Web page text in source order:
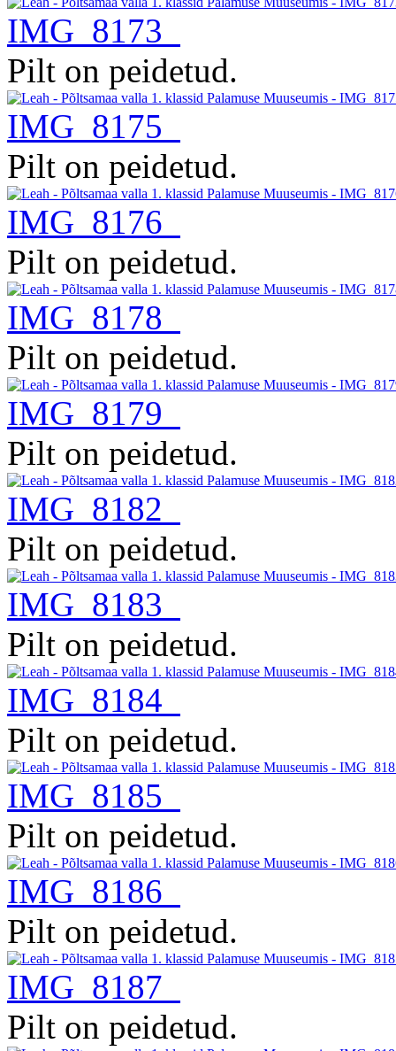
IMG_8173
Pilt on peidetud.
IMG_8175
Pilt on peidetud.
IMG_8176
Pilt on peidetud.
IMG_8178
Pilt on peidetud.
IMG_8179
Pilt on peidetud.
IMG_8182
Pilt on peidetud.
IMG_8183
Pilt on peidetud.
IMG_8184
Pilt on peidetud.
IMG_8185
Pilt on peidetud.
IMG_8186
Pilt on peidetud.
IMG_8187
Pilt on peidetud.